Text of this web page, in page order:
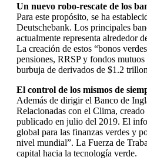
Un nuevo robo-rescate de los
Para este propósito, se ha
Deutschebank. Los principales
actualmente representa alrededor
La creación de estos “bonos
pensiones, RRSP y fondos mutuos
burbuja de derivados de $1.2
El control de los mismos de
Además de dirigir el Banco de
Relacionadas con el Clima,
publicado en julio del 2019. El
global para las finanzas verdes y
nivel mundial”. La Fuerza de
capital hacia la tecnología verde.